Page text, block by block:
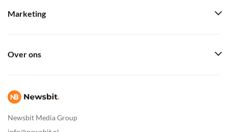
Newsbit Media Group
Marketing
Over ons